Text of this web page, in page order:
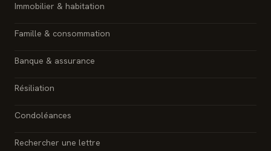
Immobilier & habitation
Famille & consommation
Banque & assurance
Résiliation
Condoléances
Rechercher une lettre